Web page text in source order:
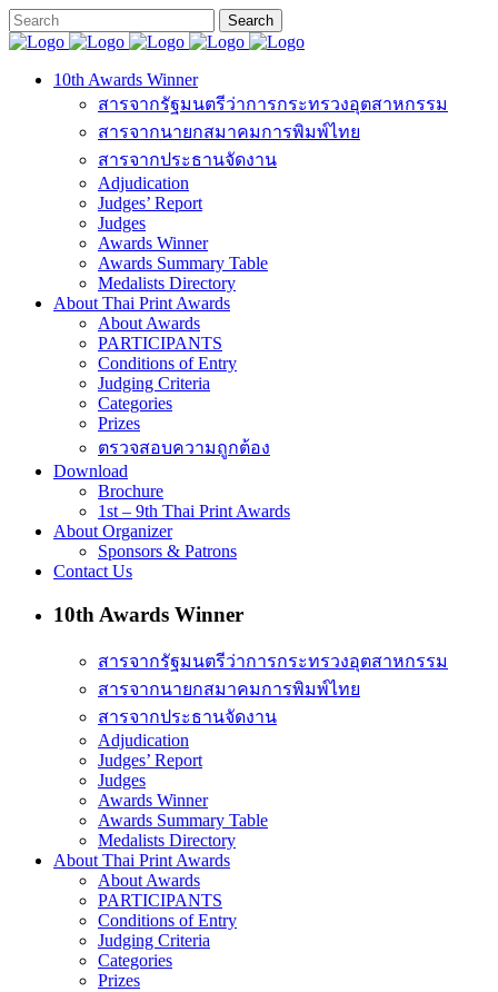
10th Awards Winner
สารจากรัฐมนตรีว่าการกระทรวงอุตสาหกรรม
สารจากนายกสมาคมการพิมพ์ไทย
สารจากประธานจัดงาน
Adjudication
Judges’ Report
Judges
Awards Winner
Awards Summary Table
Medalists Directory
About Thai Print Awards
About Awards
PARTICIPANTS
Conditions of Entry
Judging Criteria
Categories
Prizes
ตรวจสอบความถูกต้อง
Download
Brochure
1st – 9th Thai Print Awards
About Organizer
Sponsors & Patrons
Contact Us
10th Awards Winner
สารจากรัฐมนตรีว่าการกระทรวงอุตสาหกรรม
สารจากนายกสมาคมการพิมพ์ไทย
สารจากประธานจัดงาน
Adjudication
Judges’ Report
Judges
Awards Winner
Awards Summary Table
Medalists Directory
About Thai Print Awards
About Awards
PARTICIPANTS
Conditions of Entry
Judging Criteria
Categories
Prizes